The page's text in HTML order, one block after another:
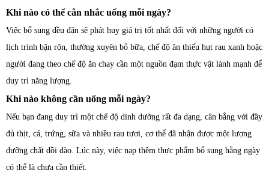
Khi nào có thể cân nhắc uống mỗi ngày?
Việc bổ sung đều đặn sẽ phát huy giá trị tốt nhất đối với những người có
lịch trình bận rộn, thường xuyên bỏ bữa, chế độ ăn thiếu hụt rau xanh hoặc
người đang theo chế độ ăn chay cần một nguồn đạm thực vật lành mạnh để
duy trì năng lượng.
Khi nào không cần uống mỗi ngày?
Nếu bạn đang duy trì một chế độ dinh dưỡng rất đa dạng, cân bằng với đầy
đủ thịt, cá, trứng, sữa và nhiều rau tươi, cơ thể đã nhận được một lượng
dưỡng chất dồi dào. Lúc này, việc nạp thêm thực phẩm bổ sung hằng ngày
có thể là chưa cần thiết.